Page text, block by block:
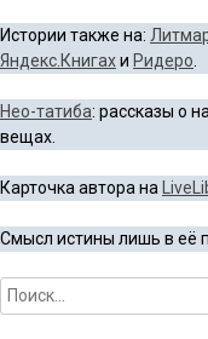
Истории также на:
Яндекс.Книгахи Ридеро
Нео-татиба: рассказы о
вещах.
Карточка автора на
Смысл истины лишь в её